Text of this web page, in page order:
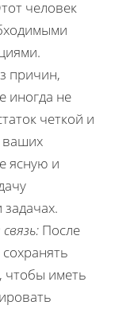
человек
причин,
иногда не
четкой и
ваших
ясную и
После
чтобы иметь